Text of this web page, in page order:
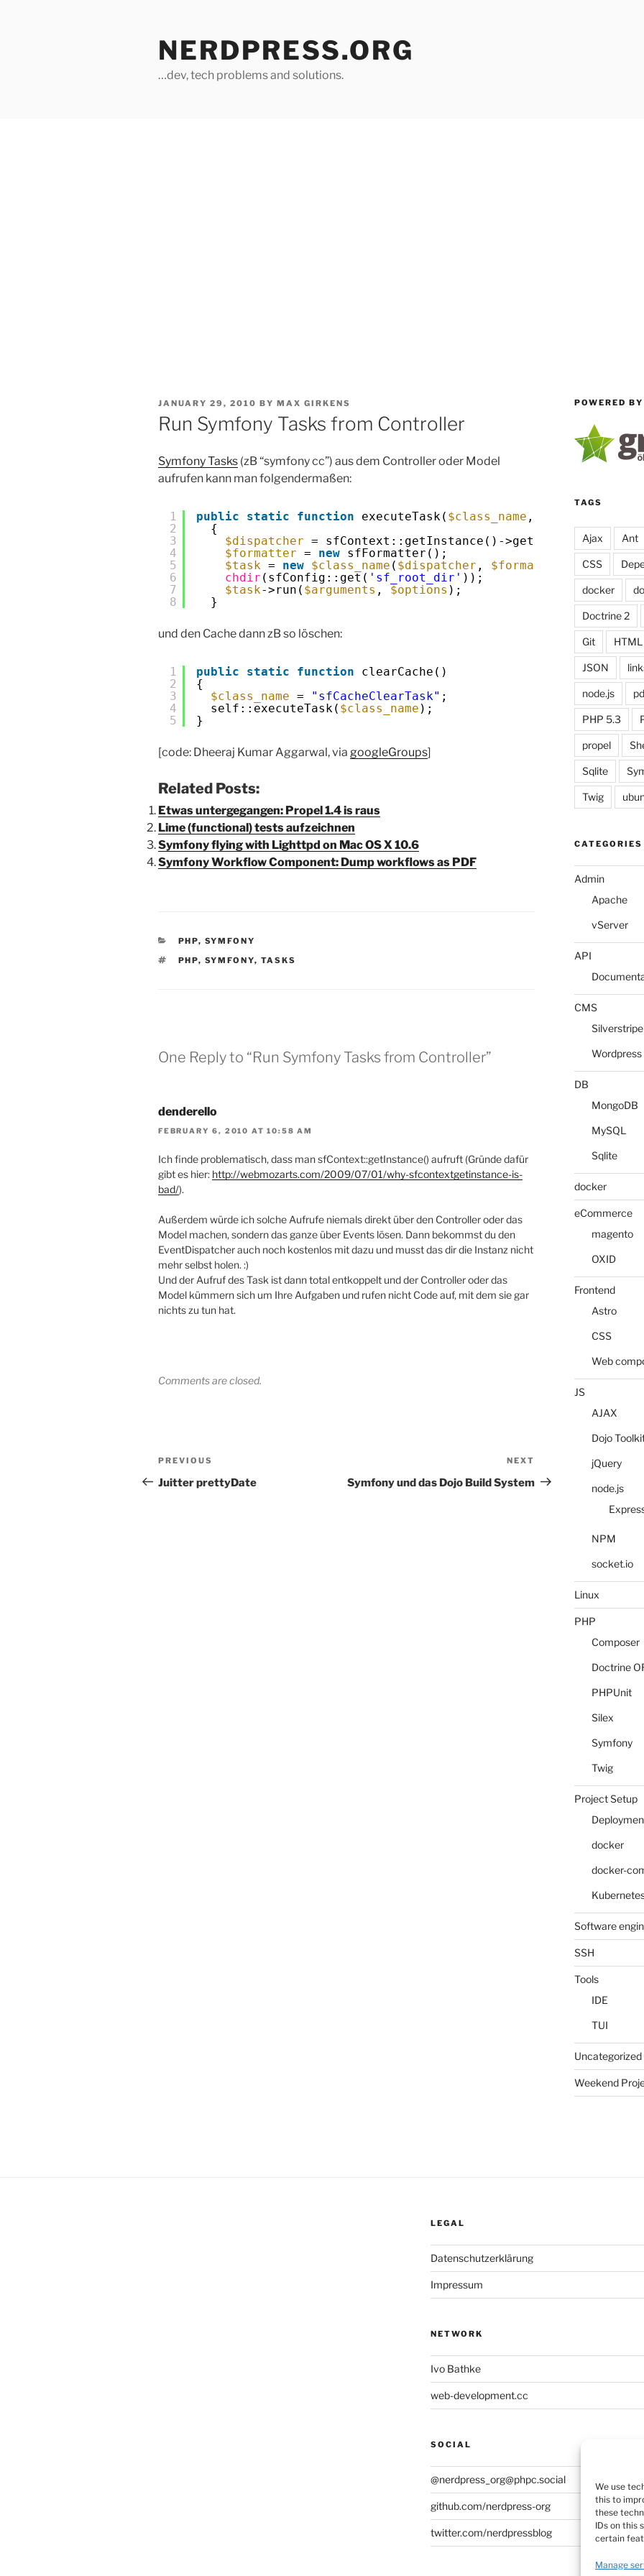
We use
this to
these
IDs on this
certain
Manage
NERDPRESS.ORG
…dev, tech problems and solutions.
POSTED
ON
JANUARY 29, 2010 BY MAX GIRKENS
Run Symfony Tasks from Controller
Symfony Tasks (zB “symfony cc”) aus dem Controller oder Model
aufrufen kann man folgendermaßen:
1
2
3
4
5
6
7
8
public static function executeTask( $class_name ,
{
$dispatcher = sfContext::getInstance()-
$formatter = new sfFormatter();
$task = new $class_name ( $dispatcher , $formatter
chdir (sfConfig::get( 'sf_root_dir' ));
$task->run( $arguments , $options );
}
und den Cache dann zB so löschen:
1
2
3
4
5
public static function
clearCache()
{
$class_name = "sfCacheClearTask" ;
self::executeTask( $class_name );
}
[code: Dheeraj Kumar Aggarwal, via googleGroups]
Related Posts:
Etwas untergegangen: Propel 1.4 is raus
Lime (functional) tests aufzeichnen
Symfony flying with Lighttpd on Mac OS X 10.6
Symfony Workflow Component: Dump workflows as PDF
CATEGORIES
PHP, SYMFONY
TAGS
PHP, SYMFONY, TASKS
One Reply to “Run Symfony Tasks from Controller”
denderello
FEBRUARY 6, 2010 AT 10:58 AM
Ich finde problematisch, dass man sfContext::getInstance() aufruft (Gründe dafür
gibt es hier: http://webmozarts.com/2009/07/01/why-sfcontextgetinstance-is-
bad/).
Außerdem würde ich solche Aufrufe niemals direkt über den Controller oder das
Model machen, sondern das ganze über Events lösen. Dann bekommst du den
EventDispatcher auch noch kostenlos mit dazu und musst das dir die Instanz nicht
mehr selbst holen. :)
Und der Aufruf des Task ist dann total entkoppelt und der Controller oder das
Model kümmern sich um Ihre Aufgaben und rufen nicht Code auf, mit dem sie gar
nichts zu tun hat.
Comments are closed.
Post
navigation
Previous
Post
PREVIOUS
Juitter prettyDate
Post
NEXT
Symfony und das Dojo Build System
POWERED BY
TAGS
Ajax Ant
CSS
docker
Doctrine 2
Git HTML
JSON
node.js
PHP 5.3
propel
Sqlite
Twig
CATEGORIES
Admin
Apache
vServer
API
CMS
Silverstripe
Wordpress
DB
MongoDB
MySQL
Sqlite
docker
eCommerce
magento
OXID
Frontend
Astro
CSS
Web
JS
AJAX
Dojo
jQuery
node.js
NPM
socket.io
Linux
PHP
Composer
Doctrine
PHPUnit
Silex
Symfony
Twig
Project Setup
docker
docker-
Software
SSH
Tools
IDE
TUI
Uncategorized
Weekend
LEGAL
Datenschutzerklärung
Impressum
NETWORK
Ivo Bathke
web-development.cc
SOCIAL
@nerdpress_org@phpc.social
github.com/nerdpress-org
twitter.com/nerdpressblog